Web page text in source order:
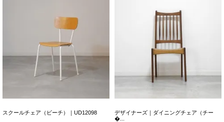
スクールチェア（ビーチ）｜UD12098
デザイナーズ｜ダイニングチェア（チー
�...